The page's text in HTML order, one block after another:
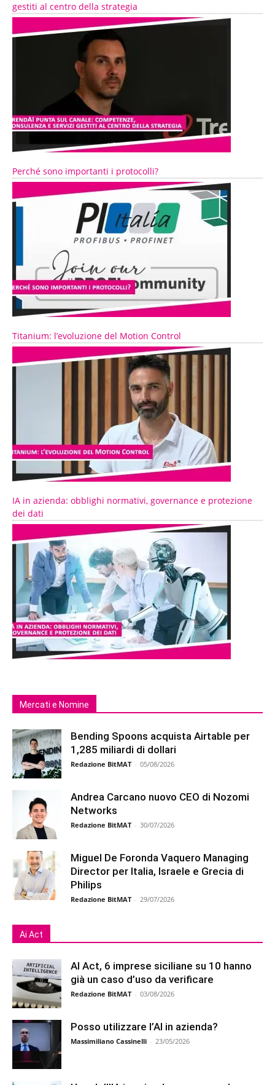
gestiti al centro della strategia
Perché sono importanti i protocolli?
Titanium: l’evoluzione del Motion Control
IA in azienda: obblighi normativi, governance e protezione
dei dati
Mercati e Nomine
Bending Spoons acquista Airtable per
1,285 miliardi di dollari
Redazione BitMAT - 05/08/2026
Andrea Carcano nuovo CEO di Nozomi
Networks
Redazione BitMAT - 30/07/2026
Miguel De Foronda Vaquero Managing
Director per Italia, Israele e Grecia di
Philips
Redazione BitMAT - 29/07/2026
Ai Act
AI Act, 6 imprese siciliane su 10 hanno
già un caso d’uso da verificare
Redazione BitMAT - 03/08/2026
Posso utilizzare l’AI in azienda?
Massimiliano Cassinelli - 23/05/2026